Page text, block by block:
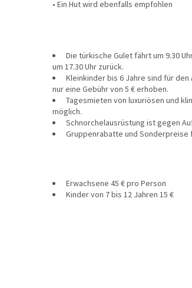
• Ein Hut wird ebenfalls empfohlen
Die türkische Gulet fährt um 9.30
um 17.30 Uhr zurück.
Kleinkinder bis 6 Jahre sind für
nur eine Gebühr von 5 € erhoben.
Tagesmieten von luxuriösen und
möglich.
Schnorchelausrüstung ist gegen
Gruppenrabatte und Sonderpreise
Erwachsene 45 € pro Person
Kinder von 7 bis 12 Jahren 15 €